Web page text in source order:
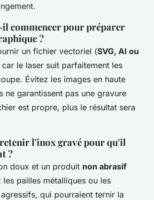
commencer pour préparer
?
un fichier vectoriel (SVG, AI ou
car le laser suit parfaitement les
Évitez les images en haute
ne garantissent pas une gravure
est propre, plus le résultat sera
l'inox gravé pour qu'il
?
doux et un produit non abrasif
les pailles métalliques ou les
qui pourraient ternir la